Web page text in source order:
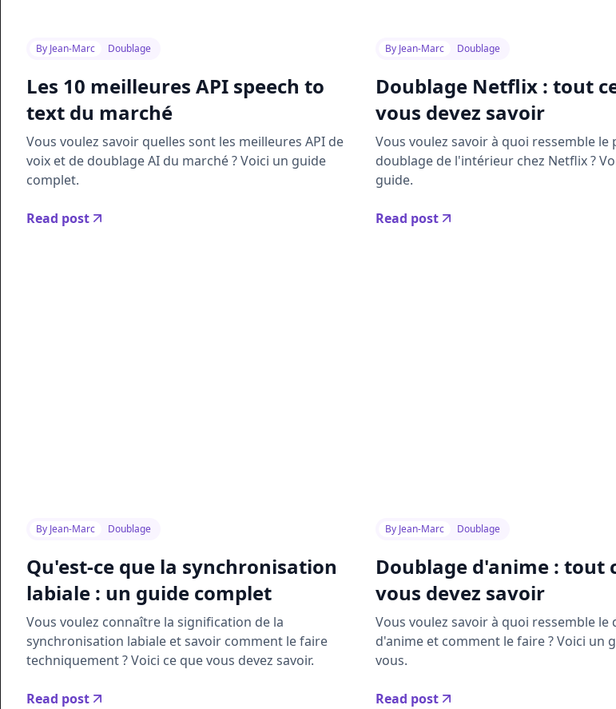
By Jean-Marc Doublage
Les 10 meilleures API speech to
text du marché
Vous voulez savoir quelles sont les meilleures API de
voix et de doublage AI du marché ? Voici un guide
complet.
Read post
By Jean-Marc Doublage
Doublage Netflix : tout
vous devez savoir
Vous voulez savoir à quoi ressemble le
doublage de l'intérieur chez Netflix ?
guide.
Read post
By Jean-Marc Doublage
Qu'est-ce que la synchronisation
labiale : un guide complet
Vous voulez connaître la signification de la
synchronisation labiale et savoir comment le faire
techniquement ? Voici ce que vous devez savoir.
Read post
By Jean-Marc Doublage
Doublage d'anime : tout
vous devez savoir
Vous voulez savoir à quoi ressemble le
d'anime et comment le faire ? Voici un
vous.
Read post